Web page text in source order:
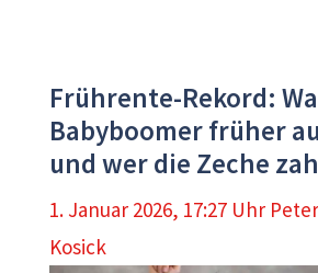
Frührente-Rekord:
Babyboomer früher
und wer die Zeche
1. Januar 2026, 17:27 Uhr
Kosick